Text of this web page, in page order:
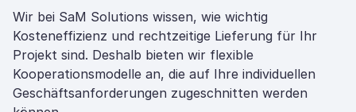
Wir bei SaM Solutions wissen, wie wichtig
Kosteneffizienz und rechtzeitige Lieferung für Ihr
Projekt sind. Deshalb bieten wir flexible
Kooperationsmodelle an, die auf Ihre individuellen
Geschäftsanforderungen zugeschnitten werden